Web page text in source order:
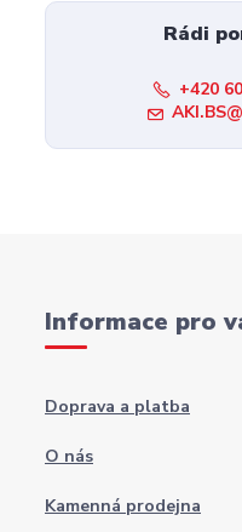
Rádi
+420
Informace pro
Doprava a platba
O nás
Kamenná prodejna